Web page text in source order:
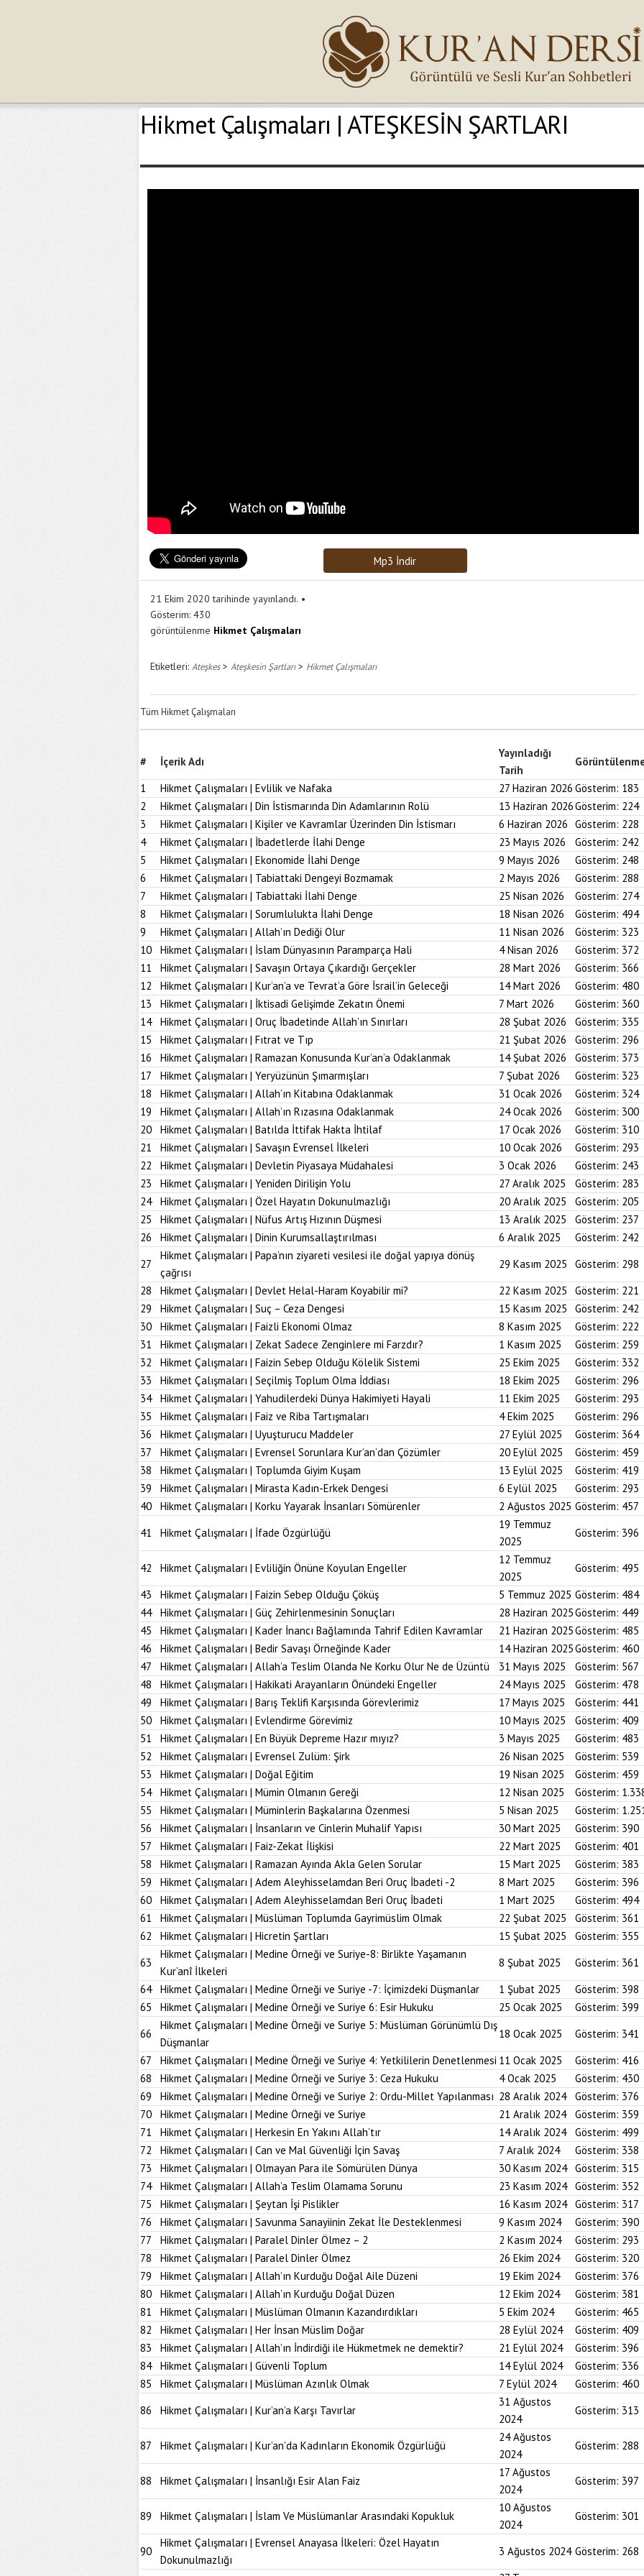
Hikmet Çalışmaları | ATEŞKESİN ŞARTLARI
Mp3 İndir
21 Ekim 2020 tarihinde yayınlandı.
Gösterim: 430
görüntülenme Hikmet Çalışmaları
Etiketleri: Ateşkes> Ateşkesin Şartları> Hikmet Çalışmaları
Tüm Hikmet Çalışmaları
# İçerik Adı
Yayınladığı
Tarih
1
Hikmet Çalışmaları | Evlilik ve Nafaka 27 Haziran 2026 Gösterim: 183
2
Hikmet Çalışmaları | Din İstismarında Din Adamlarının Rolü 13 Haziran 2026Gösterim: 224
3
Hikmet Çalışmaları | Kişiler ve Kavramlar Üzerinden Din İstismarı 6 Haziran 2026 Gösterim: 228
4
Hikmet Çalışmaları | İbadetlerde İlahi Denge 23 Mayıs 2026 Gösterim: 242
5
Hikmet Çalışmaları | Ekonomide İlahi Denge 9 Mayıs 2026 Gösterim: 248
6
Hikmet Çalışmaları | Tabiattaki Dengeyi Bozmamak 2 Mayıs 2026 Gösterim: 288
7
Hikmet Çalışmaları | Tabiattaki İlahi Denge 25 Nisan 2026 Gösterim: 274
8
Hikmet Çalışmaları | Sorumlulukta İlahi Denge 18 Nisan 2026 Gösterim: 494
9
Hikmet Çalışmaları | Allah’ın Dediği Olur 11 Nisan 2026 Gösterim: 323
10
Hikmet Çalışmaları | İslam Dünyasının Paramparça Hali 4 Nisan 2026 Gösterim: 372
11
Hikmet Çalışmaları | Savaşın Ortaya Çıkardığı Gerçekler 28 Mart 2026 Gösterim: 366
12
Hikmet Çalışmaları | Kur’an’a ve Tevrat’a Göre İsrail’in Geleceği 14 Mart 2026 Gösterim: 480
13
Hikmet Çalışmaları | İktisadi Gelişimde Zekatın Önemi 7 Mart 2026 Gösterim: 360
14
Hikmet Çalışmaları | Oruç İbadetinde Allah’ın Sınırları 28 Şubat 2026 Gösterim: 335
15
Hikmet Çalışmaları | Fıtrat ve Tıp 21 Şubat 2026 Gösterim: 296
16
Hikmet Çalışmaları | Ramazan Konusunda Kur’an’a Odaklanmak 14 Şubat 2026 Gösterim: 373
17
Hikmet Çalışmaları | Yeryüzünün Şımarmışları 7 Şubat 2026 Gösterim: 323
18
Hikmet Çalışmaları | Allah’ın Kitabına Odaklanmak 31 Ocak 2026 Gösterim: 324
19
Hikmet Çalışmaları | Allah’ın Rızasına Odaklanmak 24 Ocak 2026 Gösterim: 300
20
Hikmet Çalışmaları | Batılda İttifak Hakta İhtilaf 17 Ocak 2026 Gösterim: 310
21
Hikmet Çalışmaları | Savaşın Evrensel İlkeleri 10 Ocak 2026 Gösterim: 293
22
Hikmet Çalışmaları | Devletin Piyasaya Müdahalesi 3 Ocak 2026 Gösterim: 243
23
Hikmet Çalışmaları | Yeniden Dirilişin Yolu 27 Aralık 2025 Gösterim: 283
24
Hikmet Çalışmaları | Özel Hayatın Dokunulmazlığı 20 Aralık 2025 Gösterim: 205
25
Hikmet Çalışmaları | Nüfus Artış Hızının Düşmesi 13 Aralık 2025 Gösterim: 237
26
Hikmet Çalışmaları | Dinin Kurumsallaştırılması 6 Aralık 2025 Gösterim: 242
27
Hikmet Çalışmaları | Papa’nın ziyareti vesilesi ile doğal yapıya dönüş
çağrısı
29 Kasım 2025 Gösterim: 298
28
Hikmet Çalışmaları | Devlet Helal-Haram Koyabilir mi? 22 Kasım 2025 Gösterim: 221
29
Hikmet Çalışmaları | Suç – Ceza Dengesi 15 Kasım 2025 Gösterim: 242
30
Hikmet Çalışmaları | Faizli Ekonomi Olmaz 8 Kasım 2025 Gösterim: 222
31
Hikmet Çalışmaları | Zekat Sadece Zenginlere mi Farzdır? 1 Kasım 2025 Gösterim: 259
32
Hikmet Çalışmaları | Faizin Sebep Olduğu Kölelik Sistemi 25 Ekim 2025 Gösterim: 332
33
Hikmet Çalışmaları | Seçilmiş Toplum Olma İddiası 18 Ekim 2025 Gösterim: 296
34
Hikmet Çalışmaları | Yahudilerdeki Dünya Hakimiyeti Hayali 11 Ekim 2025 Gösterim: 293
35
Hikmet Çalışmaları | Faiz ve Riba Tartışmaları 4 Ekim 2025 Gösterim: 296
36
Hikmet Çalışmaları | Uyuşturucu Maddeler 27 Eylül 2025 Gösterim: 364
37
Hikmet Çalışmaları | Evrensel Sorunlara Kur’an’dan Çözümler 20 Eylül 2025 Gösterim: 459
38
Hikmet Çalışmaları | Toplumda Giyim Kuşam 13 Eylül 2025 Gösterim: 419
39
Hikmet Çalışmaları | Mirasta Kadın-Erkek Dengesi 6 Eylül 2025 Gösterim: 293
40
Hikmet Çalışmaları | Korku Yayarak İnsanları Sömürenler 2 Ağustos 2025 Gösterim: 457
41
Hikmet Çalışmaları | İfade Özgürlüğü
19 Temmuz
2025
Gösterim: 396
42 Hikmet Çalışmaları | Evliliğin Önüne Koyulan Engeller
12 Temmuz
2025
Gösterim: 495
43
Hikmet Çalışmaları | Faizin Sebep Olduğu Çöküş 5 Temmuz 2025 Gösterim: 484
44
Hikmet Çalışmaları | Güç Zehirlenmesinin Sonuçları 28 Haziran 2025Gösterim: 449
45
Hikmet Çalışmaları | Kader İnancı Bağlamında Tahrif Edilen Kavramlar 21 Haziran 2025Gösterim: 485
46
Hikmet Çalışmaları | Bedir Savaşı Örneğinde Kader 14 Haziran 2025Gösterim: 460
47
Hikmet Çalışmaları | Allah’a Teslim Olanda Ne Korku Olur Ne de Üzüntü 31 Mayıs 2025 Gösterim: 567
48
Hikmet Çalışmaları | Hakikati Arayanların Önündeki Engeller 24 Mayıs 2025 Gösterim: 478
49
Hikmet Çalışmaları | Barış Teklifi Karşısında Görevlerimiz 17 Mayıs 2025 Gösterim: 441
50
Hikmet Çalışmaları | Evlendirme Görevimiz 10 Mayıs 2025 Gösterim: 409
51
Hikmet Çalışmaları | En Büyük Depreme Hazır mıyız? 3 Mayıs 2025 Gösterim: 483
52
Hikmet Çalışmaları | Evrensel Zulüm: Şirk 26 Nisan 2025 Gösterim: 539
53
Hikmet Çalışmaları | Doğal Eğitim 19 Nisan 2025 Gösterim: 459
54
Hikmet Çalışmaları | Mümin Olmanın Gereği 12 Nisan 2025 Gösterim:
55
Hikmet Çalışmaları | Müminlerin Başkalarına Özenmesi 5 Nisan 2025 Gösterim:
56
Hikmet Çalışmaları | İnsanların ve Cinlerin Muhalif Yapısı 30 Mart 2025 Gösterim: 390
57
Hikmet Çalışmaları | Faiz-Zekat İlişkisi 22 Mart 2025 Gösterim: 401
58
Hikmet Çalışmaları | Ramazan Ayında Akla Gelen Sorular 15 Mart 2025 Gösterim: 383
59
Hikmet Çalışmaları | Adem Aleyhisselamdan Beri Oruç İbadeti -2 8 Mart 2025 Gösterim: 396
60
Hikmet Çalışmaları | Adem Aleyhisselamdan Beri Oruç İbadeti 1 Mart 2025 Gösterim: 494
61
Hikmet Çalışmaları | Müslüman Toplumda Gayrimüslim Olmak 22 Şubat 2025 Gösterim: 361
62
Hikmet Çalışmaları | Hicretin Şartları 15 Şubat 2025 Gösterim: 355
63
Hikmet Çalışmaları | Medine Örneği ve Suriye-8: Birlikte Yaşamanın
Kur’anî İlkeleri
8 Şubat 2025 Gösterim: 361
64
Hikmet Çalışmaları | Medine Örneği ve Suriye -7: İçimizdeki Düşmanlar 1 Şubat 2025 Gösterim: 398
65
Hikmet Çalışmaları | Medine Örneği ve Suriye 6: Esir Hukuku 25 Ocak 2025 Gösterim: 399
66
Hikmet Çalışmaları | Medine Örneği ve Suriye 5: Müslüman Görünümlü Dış
Düşmanlar
18 Ocak 2025 Gösterim: 341
67
Hikmet Çalışmaları | Medine Örneği ve Suriye 4: Yetkililerin Denetlenmesi 11 Ocak 2025 Gösterim: 416
68
Hikmet Çalışmaları | Medine Örneği ve Suriye 3: Ceza Hukuku 4 Ocak 2025 Gösterim: 430
69
Hikmet Çalışmaları | Medine Örneği ve Suriye 2: Ordu-Millet Yapılanması 28 Aralık 2024 Gösterim: 376
70
Hikmet Çalışmaları | Medine Örneği ve Suriye 21 Aralık 2024 Gösterim: 359
71
Hikmet Çalışmaları | Herkesin En Yakını Allah’tır 14 Aralık 2024 Gösterim: 499
72
Hikmet Çalışmaları | Can ve Mal Güvenliği İçin Savaş 7 Aralık 2024 Gösterim: 338
73
Hikmet Çalışmaları | Olmayan Para ile Sömürülen Dünya 30 Kasım 2024 Gösterim: 315
74
Hikmet Çalışmaları | Allah’a Teslim Olamama Sorunu 23 Kasım 2024 Gösterim: 352
75
Hikmet Çalışmaları | Şeytan İşi Pislikler 16 Kasım 2024 Gösterim: 317
76
Hikmet Çalışmaları | Savunma Sanayiinin Zekat İle Desteklenmesi 9 Kasım 2024 Gösterim: 390
77
Hikmet Çalışmaları | Paralel Dinler Ölmez – 2 2 Kasım 2024 Gösterim: 293
78
Hikmet Çalışmaları | Paralel Dinler Ölmez 26 Ekim 2024 Gösterim: 320
79
Hikmet Çalışmaları | Allah’ın Kurduğu Doğal Aile Düzeni 19 Ekim 2024 Gösterim: 376
80
Hikmet Çalışmaları | Allah’ın Kurduğu Doğal Düzen 12 Ekim 2024 Gösterim: 381
81
Hikmet Çalışmaları | Müslüman Olmanın Kazandırdıkları 5 Ekim 2024 Gösterim: 465
82
Hikmet Çalışmaları | Her İnsan Müslim Doğar 28 Eylül 2024 Gösterim: 409
83
Hikmet Çalışmaları | Allah’ın İndirdiği ile Hükmetmek ne demektir? 21 Eylül 2024 Gösterim: 396
84
Hikmet Çalışmaları | Güvenli Toplum 14 Eylül 2024 Gösterim: 336
85
Hikmet Çalışmaları | Müslüman Azınlık Olmak 7 Eylül 2024 Gösterim: 460
86
Hikmet Çalışmaları | Kur’an’a Karşı Tavırlar
31 Ağustos
2024
Gösterim: 313
87 Hikmet Çalışmaları | Kur’an’da Kadınların Ekonomik Özgürlüğü
24 Ağustos
2024
Gösterim: 288
88 Hikmet Çalışmaları | İnsanlığı Esir Alan Faiz
17 Ağustos
2024
Gösterim: 397
89 Hikmet Çalışmaları | İslam Ve Müslümanlar Arasındaki Kopukluk
10 Ağustos
2024
Gösterim: 301
90
Hikmet Çalışmaları | Evrensel Anayasa İlkeleri: Özel Hayatın
Dokunulmazlığı
3 Ağustos 2024 Gösterim: 268